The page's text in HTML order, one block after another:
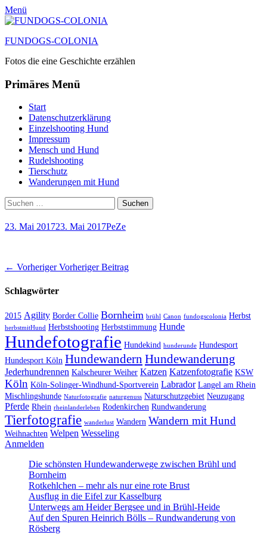
Menü
FUNDOGS-COLONIA
Fotos die eine Geschichte erzählen
Primäres Menü
Zum
Inhalt
springen
Start
Datenschutzerklärung
Einzelshooting Hund
Impressum
Mensch und Hund
Rudelshooting
Tierschutz
Wanderungen mit Hund
Suchen
Suche
nach:
Posted
23. Mai 201723. Mai 2017Autor
PeZe
Beitragsnavigation
← Vorheriger Vorheriger
Vorheriger Beitrag
Schlagwörter
2015 Agility Border Collie Bornheim brühl Canon fundogscolonia Herbst
herbstmitHund Herbstshooting Herbststimmung Hunde
Hundefotografie Hundekind hunderunde Hundesport
Hundesport Köln Hundewandern Hundewanderung
Jederhundrennen Kalscheurer Weiher Katzen Katzenfotografie KSW
Köln Köln-Solinger-Windhund-Sportverein Labrador Langel am Rhein
Mischlingshunde Naturfotografie naturgenuss Naturschutzgebiet Neuzugang
Pferde Rhein rheinlanderleben Rodenkirchen Rundwanderung
Tierfotografie wanderlust Wandern Wandern mit Hund
Weihnachten Welpen Wesseling
Anmelden
Die schönsten Hundewanderwege zwischen Brühl und
Bornheim
Rotkehlchen – mehr als nur eine rote Brust
Ausflug in die Eifel zur Kasselburg
Unterwegs am Heider Bergsee und in Brühl-Heide
Auf den Spuren Heinrich Bölls – Rundwanderung von
Rösberg